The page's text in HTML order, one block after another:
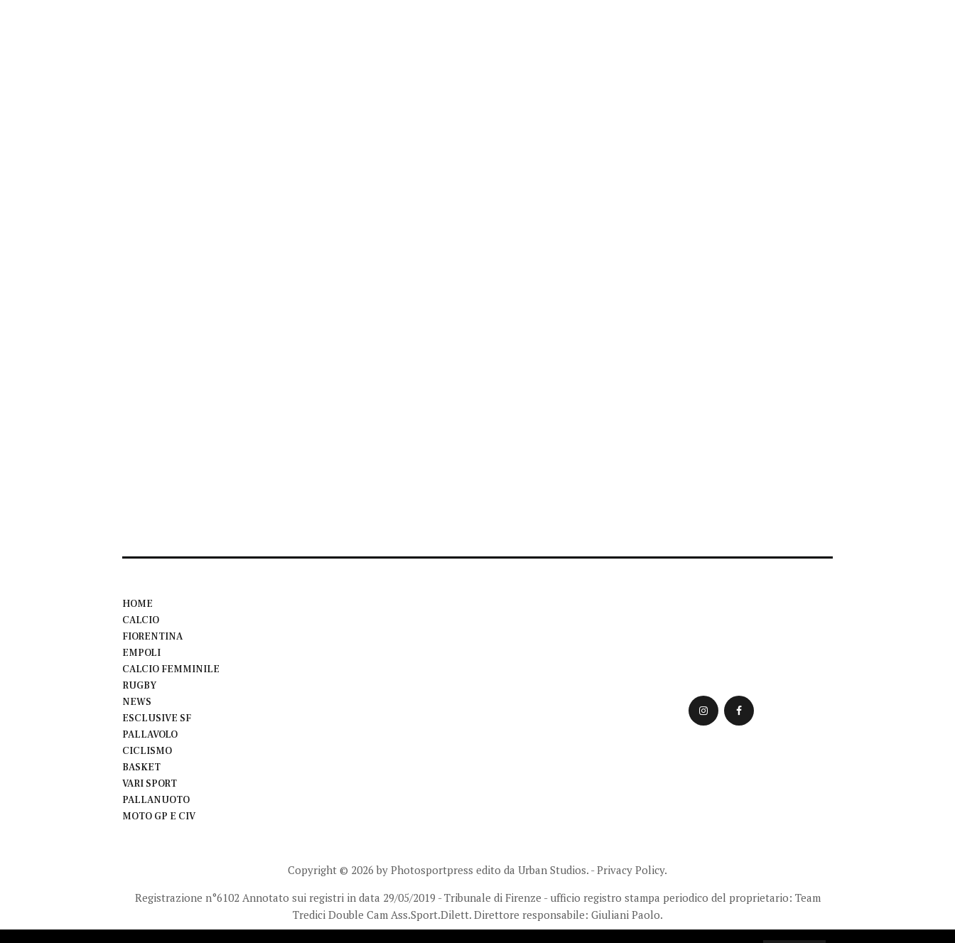
HOME
CALCIO
FIORENTINA
EMPOLI
CALCIO FEMMINILE
RUGBY
NEWS
ESCLUSIVE SF
PALLAVOLO
CICLISMO
BASKET
VARI SPORT
PALLANUOTO
MOTO GP E CIV
Copyright © 2026 by Photosportpress edito da Urban Studios. -Privacy Policy.
Registrazione n°6102 Annotato sui registri in data 29/05/2019 - Tribunale di Firenze - ufficio registro stampa periodico del proprietario: Team
Tredici Double Cam Ass.Sport.Dilett. Direttore responsabile: Giuliani Paolo.